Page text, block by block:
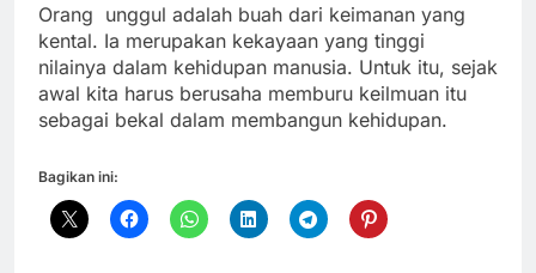
Orang unggul adalah buah dari keimanan yang
kental. Ia merupakan kekayaan yang tinggi
nilainya dalam kehidupan manusia. Untuk itu, sejak
awal kita harus berusaha memburu keilmuan itu
sebagai bekal dalam membangun kehidupan.
Bagikan ini: